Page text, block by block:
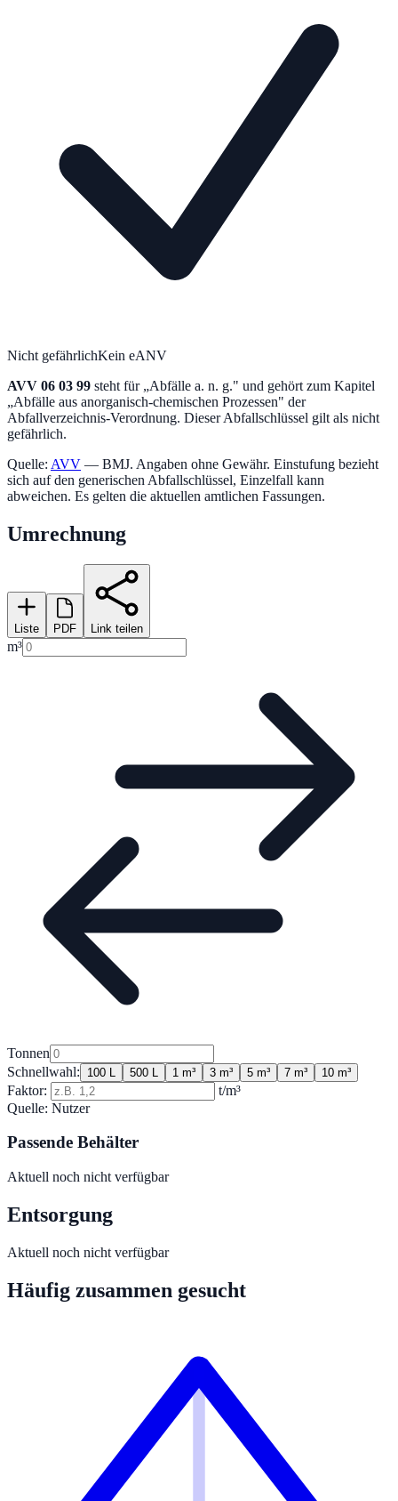
Nicht gefährlichKein eANV
AVV 06 03 99 steht für „Abfälle a. n. g." und gehört zum Kapitel
„Abfälle aus anorganisch-chemischen Prozessen" der
Abfallverzeichnis-Verordnung. Dieser Abfallschlüssel gilt als nicht
gefährlich.
Quelle: AVV — BMJ. Angaben ohne Gewähr. Einstufung bezieht
sich auf den generischen Abfallschlüssel, Einzelfall kann
abweichen. Es gelten die aktuellen amtlichen Fassungen.
Umrechnung
Liste PDF Link teilen
m³
Tonnen
Schnellwahl:
100 L 500 L 1 m³ 3 m³ 5 m³ 7 m³ 10 m³
Faktor:
t/m³
Quelle: Nutzer
Passende Behälter
Aktuell noch nicht verfügbar
Entsorgung
Aktuell noch nicht verfügbar
Häufig zusammen gesucht